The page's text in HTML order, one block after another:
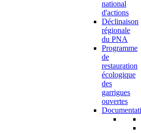
national
d'actions
Déclinaison
régionale
du PNA
Programme
de
restauration
écologique
des
garrigues
ouvertes